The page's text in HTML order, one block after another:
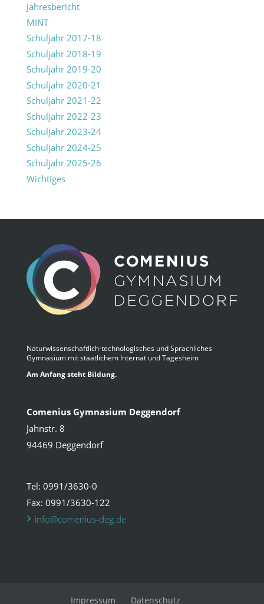
Jahresbericht
MINT
Schuljahr 2017-18
Schuljahr 2018-19
Schuljahr 2019-20
Schuljahr 2020-21
Schuljahr 2021-22
Schuljahr 2022-23
Schuljahr 2023-24
Schuljahr 2024-25
Schuljahr 2025-26
Wichtiges
Naturwissenschaftlich-technologisches und Sprachliches
Gymnasium mit staatlichem Internat und Tagesheim
Am Anfang steht Bildung.
Comenius Gymnasium Deggendorf
Jahnstr. 8
94469 Deggendorf
Tel: 0991/3630-0
Fax: 0991/3630-122
info@comenius-deg.de
Impressum Datenschutz